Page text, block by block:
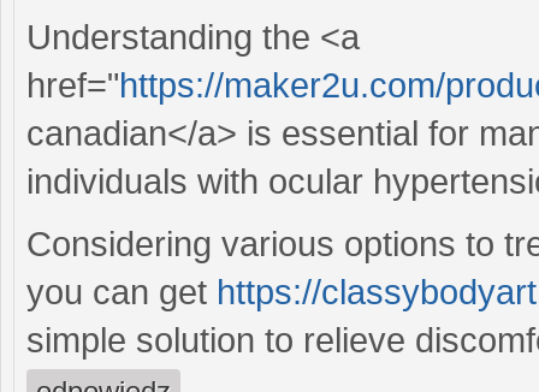
Understanding the <a
href="https://maker2u.com/
canadian</a> is essential for
individuals with ocular
Considering various options to
you can get https://
simple solution to relieve